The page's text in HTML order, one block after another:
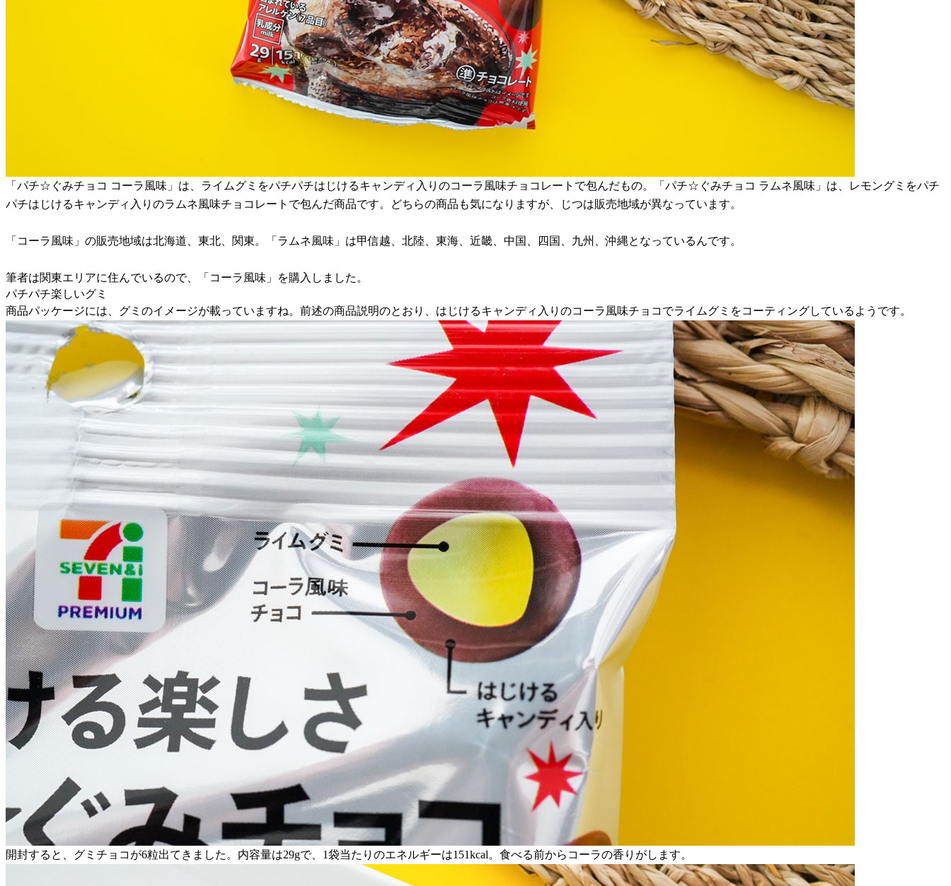
「パチ☆ぐみチョコ コーラ風味」は、ライムグミをパチパチはじけるキャンディ入りのコーラ風味チョコレートで包んだもの。「パチ☆ぐみチョコ ラムネ風味」は、レモングミをパチ
パチはじけるキャンディ入りのラムネ風味チョコレートで包んだ商品です。どちらの商品も気になりますが、じつは販売地域が異なっています。
「コーラ風味」の販売地域は北海道、東北、関東。「ラムネ風味」は甲信越、北陸、東海、近畿、中国、四国、九州、沖縄となっているんです。
筆者は関東エリアに住んでいるので、「コーラ風味」を購入しました。
パチパチ楽しいグミ
商品パッケージには、グミのイメージが載っていますね。前述の商品説明のとおり、はじけるキャンディ入りのコーラ風味チョコでライムグミをコーティングしているようです。
開封すると、グミチョコが6粒出てきました。内容量は29gで、1袋当たりのエネルギーは151kcal。食べる前からコーラの香りがします。